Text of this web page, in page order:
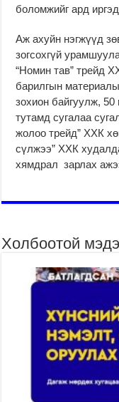
боломжийг ард
Аж ахуйн нэгжүүд
зогсохгүй
“Номин тав” трейд
барилгын
зохион байгуулж, 50
тутамд сугалаа
жолоо трейд” ХХК
сүлжээ” ХХК
хямдрал зарлах
Холбоотой